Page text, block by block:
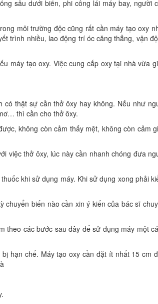
sâu dưới biển, phi công lái máy bay, người
môi trường độc cũng rất cần máy tạo oxy
trình nhiều, lao động trí óc căng thẳng, vận
máy tạo oxy. Việc cung cấp oxy tại nhà vừa
thật sự cần thở ôxy hay không. Nếu như
thì cần cho thở ôxy.
không còn cảm thấy mệt, không còn cảm
việc thở ôxy, lúc này cần nhanh chóng đưa
khi sử dụng máy. Khi sử dụng xong phải
biến nào cần xin ý kiến của bác sĩ
theo các bước sau đây để sử dụng máy một
hạn chế. Máy tạo oxy cần đặt ít nhất 15 cm